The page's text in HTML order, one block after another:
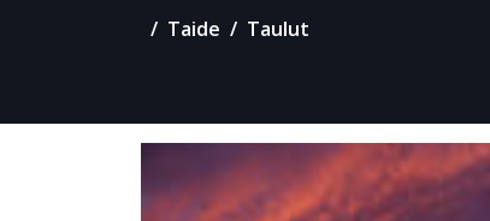
Taide Taulut